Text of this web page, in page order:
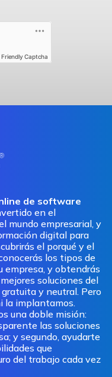
Friendly Captcha
de software
en el
mundo empresarial, y
digital para
el porqué y el
los tipos de
empresa, y obtendrás
soluciones del
y neutral. Pero
la implantamos.
una doble misión:
las soluciones
y segundo, ayudarte
que
del trabajo cada vez